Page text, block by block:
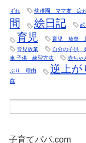
ずれ 幼稚園 ママ友 疲
間
絵日記
育児 育児 放棄
育児放棄 自分の子供
車 子供 練習方法
赤ち
ぶり 理由 逆上が
歳
子育てパパ.com